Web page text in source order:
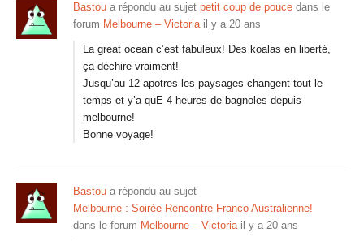
Bastou a répondu au sujet petit coup de pouce dans le
forum Melbourne – Victoria il y a 20 ans
La great ocean c’est fabuleux! Des koalas en liberté,
ça déchire vraiment!
Jusqu’au 12 apotres les paysages changent tout le
temps et y’a quE 4 heures de bagnoles depuis
melbourne!
Bonne voyage!
Bastou a répondu au sujet
Melbourne : Soirée Rencontre Franco Australienne!
dans le forum Melbourne – Victoria il y a 20 ans